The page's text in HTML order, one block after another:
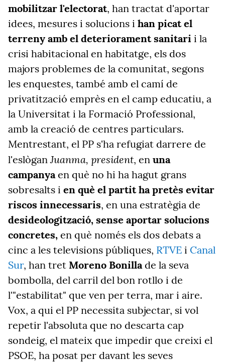
mobilitzar l'electorat, han tractat d'aportar
idees, mesures i solucions i han picat el
terreny amb el deteriorament sanitari i la
crisi habitacional en habitatge, els dos
majors problemes de la comunitat, segons
les enquestes, també amb el camí de
privatització emprès en el camp educatiu, a
la Universitat i la Formació Professional,
amb la creació de centres particulars.
Mentrestant, el PP s'ha refugiat darrere de
l'eslòganJuanma, president, en una
campanyaen què no hi ha hagut grans
sobresalts i en què el partit ha pretès evitar
riscos innecessaris, en una estratègia de
desideologització, sense aportar solucions
concretes, en què només els dos debats a
cinc a les televisions públiques, RTVE i Canal
Sur, han tret Moreno Bonillade la seva
bombolla, del carril del bon rotllo i de
l'"estabilitat" que ven per terra, mar i aire.
Vox, a qui el PP necessita subjectar, si vol
repetir l'absoluta que no descarta cap
sondeig, el mateix que impedir que creixi el
PSOE, ha posat per davant les seves